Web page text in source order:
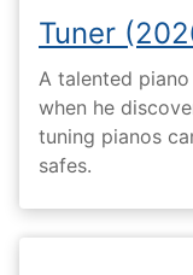
Tuner
A talented
when he
tuning pianos
safes.